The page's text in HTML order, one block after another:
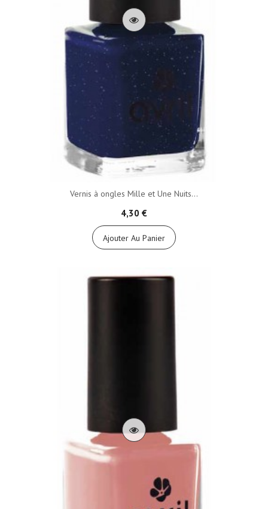
Vernis à ongles Mille et Une Nuits...
4,30 €
Ajouter Au Panier